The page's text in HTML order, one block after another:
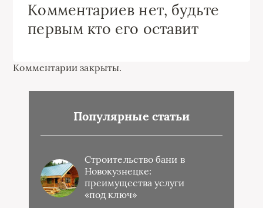
Комментариев нет, будьте
первым кто его оставит
Комментарии закрыты.
Популярные статьи
Строительство бани в
Новокузнецке:
преимущества услуги
«под ключ»